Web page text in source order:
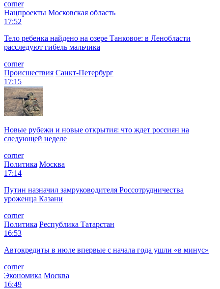
corner
Нацпроекты Московская область
17:52
Тело ребенка найдено на озере Танковое: в Ленобласти
расследуют гибель мальчика
corner
Происшествия Санкт-Петербург
17:15
Новые рубежи и новые открытия: что ждет россиян на
следующей неделе
corner
Политика Москва
17:14
Путин назначил замруководителя Россотрудничества
уроженца Казани
corner
Политика Республика Татарстан
16:53
Автокредиты в июле впервые с начала года ушли «в минус»
corner
Экономика Москва
16:49